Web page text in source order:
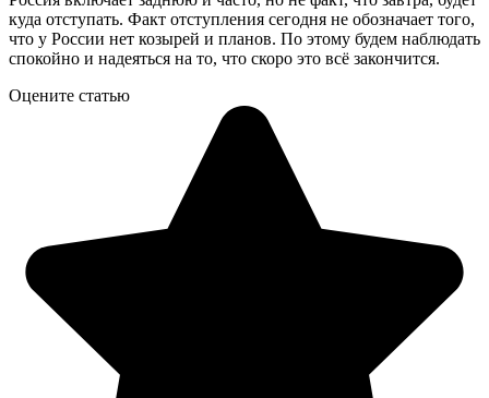
куда отступать. Факт отступления сегодня не обозначает того,
что у России нет козырей и планов. По этому будем наблюдать
спокойно и надеяться на то, что скоро это всё закончится.
Оцените статью